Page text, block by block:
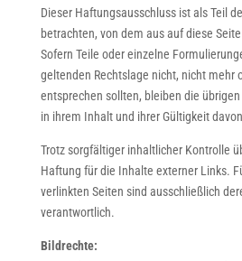
Dieser Haftungsausschluss ist als Teil
betrachten, von dem aus auf diese
Sofern Teile oder einzelne
geltenden Rechtslage nicht, nicht mehr
entsprechen sollten, bleiben die
in ihrem Inhalt und ihrer Gültigkeit
Trotz sorgfältiger inhaltlicher Kontrolle
Haftung für die Inhalte externer Links.
verlinkten Seiten sind ausschließlich
verantwortlich.
Bildrechte: